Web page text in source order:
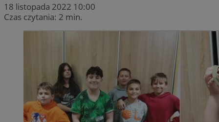
18 listopada 2022 10:00
Czas czytania: 2 min.